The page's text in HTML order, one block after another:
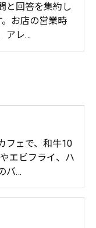
と回答を集約し
。お店の営業時
アレ…
フェで、和牛10
エビフライ、ハ
バ…